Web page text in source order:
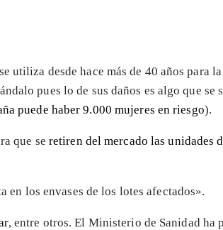
utiliza desde hace más de 40 años para
pues lo de sus daños es algo que se
puede haber 9.000 mujeres en riesgo).
que se retiren del mercado las unidades
los envases de los lotes afectados».
, entre otros. El Ministerio de Sanidad ha